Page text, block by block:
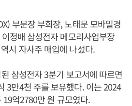
부문장 부회장, 노태문 모바일경
정배 삼성전자 메모리사업부장
시 자사주 매입에 나섰다.
삼성전자 3분기 보고서에 따르면
3만4천 주를 보유했다. 이는 2024
억2780만 원 규모였다.